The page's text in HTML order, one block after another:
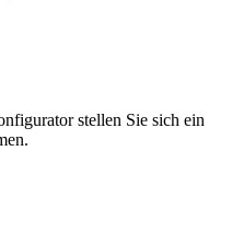
stellen Sie sich ein